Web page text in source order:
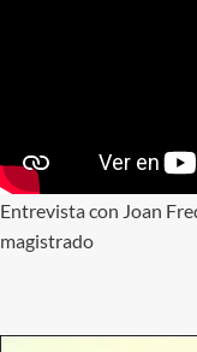
Entrevista con Joan
magistrado